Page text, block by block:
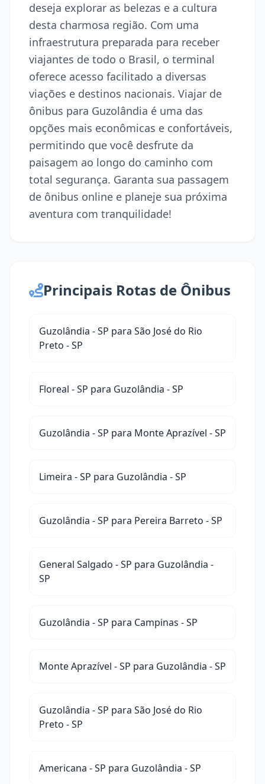
deseja explorar as belezas e a cultura
desta charmosa região. Com uma
infraestrutura preparada para receber
viajantes de todo o Brasil, o terminal
oferece acesso facilitado a diversas
viações e destinos nacionais. Viajar de
ônibus para Guzolândia é uma das
opções mais econômicas e confortáveis,
permitindo que você desfrute da
paisagem ao longo do caminho com
total segurança. Garanta sua passagem
de ônibus online e planeje sua próxima
aventura com tranquilidade!
Principais Rotas de Ônibus
Guzolândia - SP para São José do Rio
Preto - SP
Floreal - SP para Guzolândia - SP
Guzolândia - SP para Monte Aprazível - SP
Limeira - SP para Guzolândia - SP
Guzolândia - SP para Pereira Barreto - SP
General Salgado - SP para Guzolândia -
SP
Guzolândia - SP para Campinas - SP
Monte Aprazível - SP para Guzolândia - SP
Guzolândia - SP para São José do Rio
Preto - SP
Americana - SP para Guzolândia - SP